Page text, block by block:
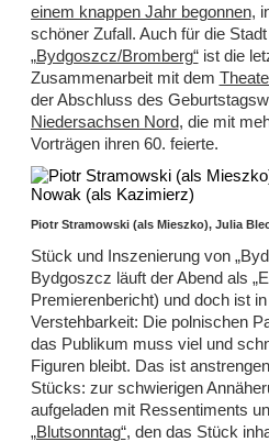
einem knappen Jahr begonnen,
schöner Zufall. Auch für die
„Bydgoszcz/Bromberg“ist die
Zusammenarbeit mit dem
der Abschluss des
Niedersachsen Nord, die mit
Vorträgen ihren 60. feierte.
Piotr Stramowski (als Mieszko), Julia
Stück und Inszenierung von
Bydgoszcz läuft der Abend als
Premierenbericht) und doch ist
Verstehbarkeit: Die polnischen
das Publikum muss viel und
Figuren bleibt. Das ist
Stücks: zur schwierigen
aufgeladen mit Ressentiments
„Blutsonntag“, den das Stück